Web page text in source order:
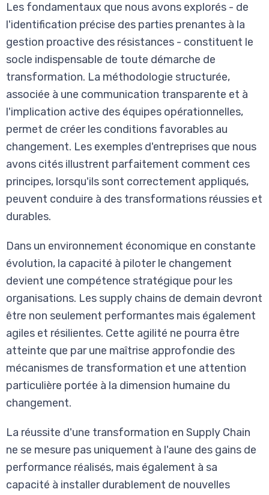
Les fondamentaux que nous avons explorés - de
l'identification précise des parties prenantes à la
gestion proactive des résistances - constituent le
socle indispensable de toute démarche de
transformation. La méthodologie structurée,
associée à une communication transparente et à
l'implication active des équipes opérationnelles,
permet de créer les conditions favorables au
changement. Les exemples d'entreprises que nous
avons cités illustrent parfaitement comment ces
principes, lorsqu'ils sont correctement appliqués,
peuvent conduire à des transformations réussies et
durables.
Dans un environnement économique en constante
évolution, la capacité à piloter le changement
devient une compétence stratégique pour les
organisations. Les supply chains de demain devront
être non seulement performantes mais également
agiles et résilientes. Cette agilité ne pourra être
atteinte que par une maîtrise approfondie des
mécanismes de transformation et une attention
particulière portée à la dimension humaine du
changement.
La réussite d'une transformation en Supply Chain
ne se mesure pas uniquement à l'aune des gains de
performance réalisés, mais également à sa
capacité à installer durablement de nouvelles